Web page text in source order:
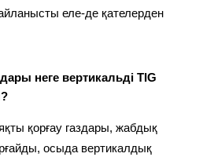
еле-де қателерден
неге вертикальді TIG
қорғау газдары, жабдық
осыда вертикалдық